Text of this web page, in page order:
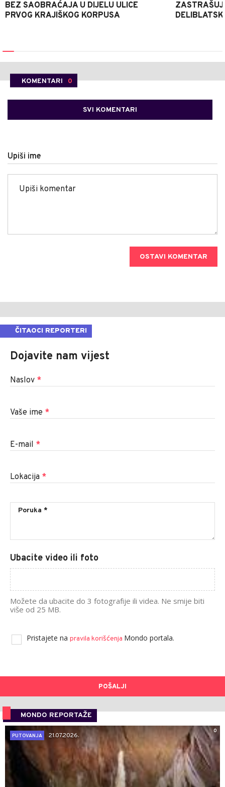
BEZ SAOBRAĆAJA U DIJELU ULICE
PRVOG KRAJIŠKOG KORPUSA
KOMENTARI 0
SVI KOMENTARI
Upiši ime
OSTAVI KOMENTAR
ČITAOCI REPORTERI
Dojavite nam vijest
Naslov *
Vaše ime *
E-mail *
Lokacija *
Ubacite video ili foto
Možete da ubacite do 3 fotografije ili videa. Ne smije biti
više od 25 MB.
Pristajete na pravila korišćenja Mondo portala.
POŠALJI
MONDO REPORTAŽE
0
PUTOVANJA
21.07.2026.